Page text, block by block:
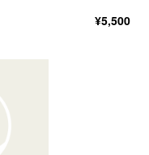
¥5,500